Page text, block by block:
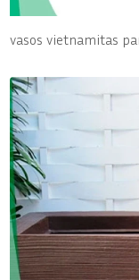
vasos vietnamitas